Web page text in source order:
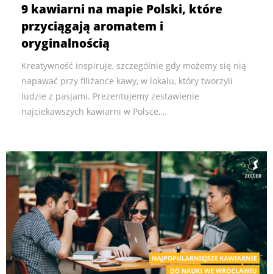
9 kawiarni na mapie Polski, które
przyciągają aromatem i
oryginalnością
Kreatywność inspiruje, szczególnie gdy możemy się nią
napawać przy filiżance kawy, w lokalu, który tworzyli
ludzie z pasjami. Prezentujemy zestawienie
najciekawszych kawiarni w Polsce,…